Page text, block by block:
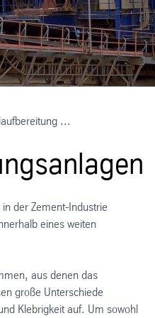
...
der Zement-Industrie
eines weiten
aus denen das
große Unterschiede
Klebrigkeit auf. Um sowohl